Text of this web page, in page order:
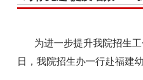
为进一步提升我院招生
日，我院招生办一行赴福建